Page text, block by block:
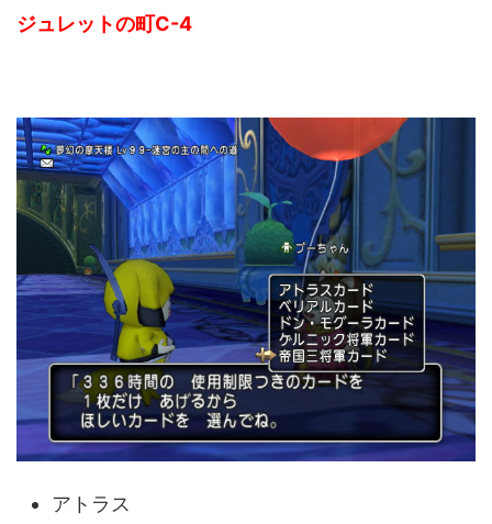
ジュレットの町C-4
アトラス